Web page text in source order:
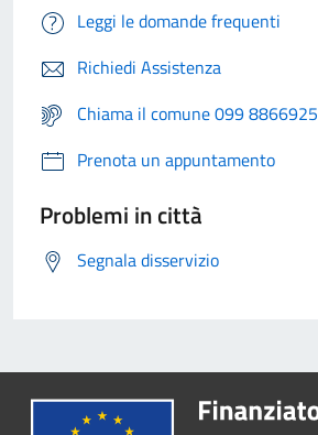
Leggi le domande frequenti
Richiedi Assistenza
Chiama il comune 099 8866925
Prenota un appuntamento
Problemi in città
Segnala disservizio